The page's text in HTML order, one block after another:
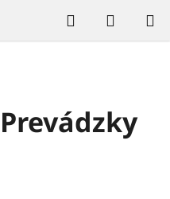
Hľadať
KOŠÍK